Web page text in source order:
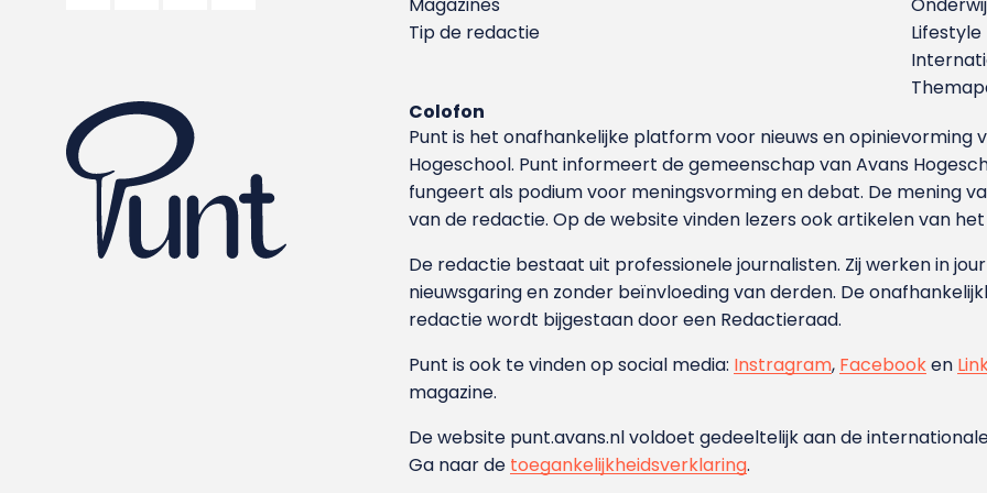
Tip de redactie
Lifestyle
Colofon
Punt is het onafhankelijke platform voor nieuws en
Hoge­school. Punt informeert de gemeenschap van Avans
fungeert als podium voor meningsvorming en debat. De mening
van de redactie. Op de website vinden lezers ook artikelen van
De redactie bestaat uit professionele journalisten. Zij werken in
nieuwsgaring en zonder beïnvloeding van derden. De
redactie wordt bijgestaan door een Redactieraad.
Punt is ook te vinden op social media: Instragram, Facebooken
magazine.
De website punt.avans.nl voldoet gedeeltelijk aan de
Ga naar de toegankelijkheidsverklaring.